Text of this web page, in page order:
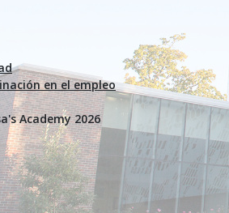
en el empleo
Academy 2026